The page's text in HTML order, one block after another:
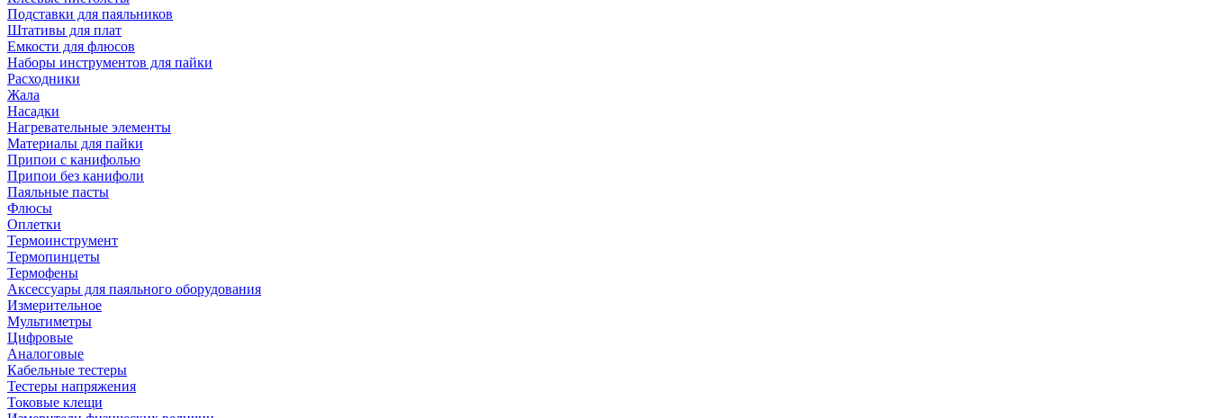
Подставки для паяльников
Штативы для плат
Емкости для флюсов
Наборы инструментов для пайки
Расходники
Жала
Насадки
Нагревательные элементы
Материалы для пайки
Припои с канифолью
Припои без канифоли
Паяльные пасты
Флюсы
Оплетки
Термоинструмент
Термопинцеты
Термофены
Аксессуары для паяльного оборудования
Измерительное
Мультиметры
Цифровые
Аналоговые
Кабельные тестеры
Тестеры напряжения
Токовые клещи